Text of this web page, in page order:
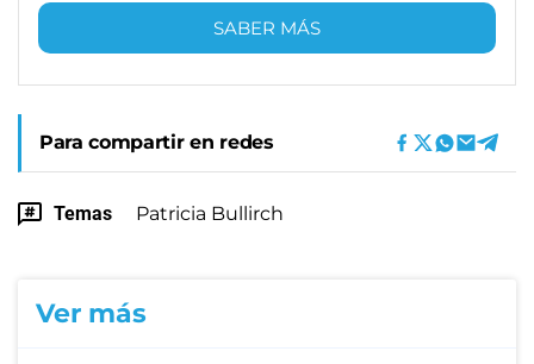
SABER MÁS
Para compartir en redes
Temas Patricia Bullirch
Ver más